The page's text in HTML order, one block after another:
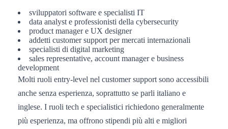
sviluppatori software e specialisti IT
data analyst e professionisti della cybersecurity
product manager e UX designer
addetti customer support per mercati internazionali
specialisti di digital marketing
sales representative, account manager e business
development
Molti ruoli entry-level nel customer support sono accessibili
anche senza esperienza, soprattutto se parli italiano e
inglese. I ruoli tech e specialistici richiedono generalmente
più esperienza, ma offrono stipendi più alti e migliori